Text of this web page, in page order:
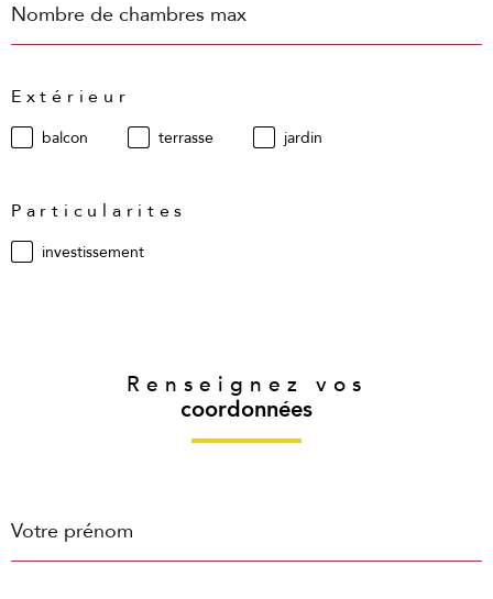
de
chambres
Extérieur
balcon terrasse jardin
Particularites
investissement
Renseignez vos
coordonnées